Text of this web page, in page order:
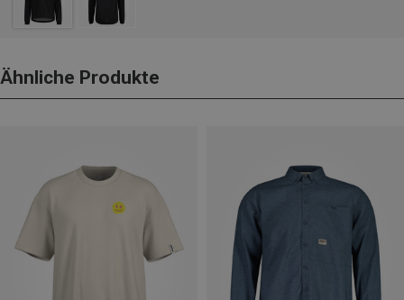
Ähnliche Produkte